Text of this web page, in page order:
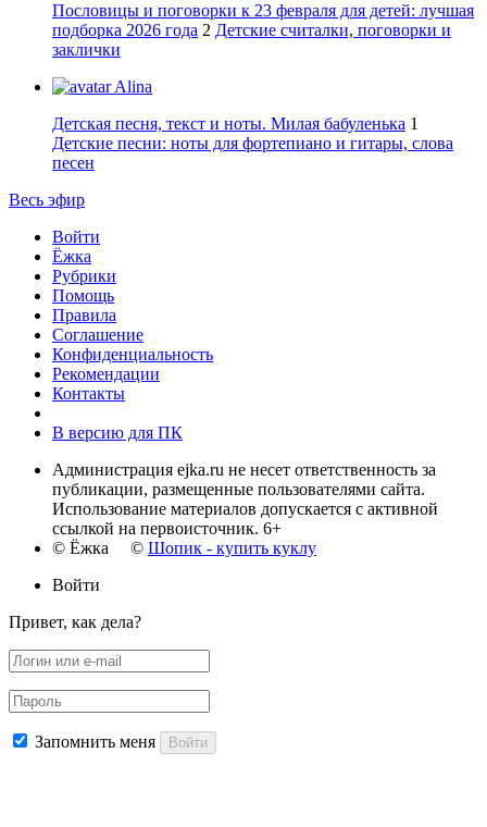
Пословицы и поговорки к 23 февраля для детей: лучшая
подборка 2026 года 2 Детские считалки, поговорки и
заклички
Alina
Детская песня, текст и ноты. Милая бабуленька 1
Детские песни: ноты для фортепиано и гитары, слова
песен
Весь эфир
Войти
Ёжка
Рубрики
Помощь
Правила
Соглашение
Конфиденциальность
Рекомендации
Контакты
В версию для ПК
Администрация ejka.ru не несет ответственность за
публикации, размещенные пользователями сайта.
Использование материалов допускается с активной
ссылкой на первоисточник. 6+
© Ёжка © Шопик - купить куклу
Войти
Привет, как дела?
Запомнить меня Войти